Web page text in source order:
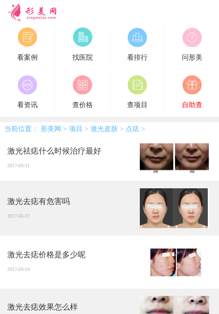
形美网
看案例 找医院 看排行 问形美
看资讯 查价格 查项目 自助查
当前位置： 形美网 > 项目 > 激光皮肤> 点痣>
激光祛痣什么时候治疗最好
2017-03-31
激光去痣有危害吗
2017-03-17
激光去痣价格是多少呢
2017-03-14
激光去痣效果怎么样